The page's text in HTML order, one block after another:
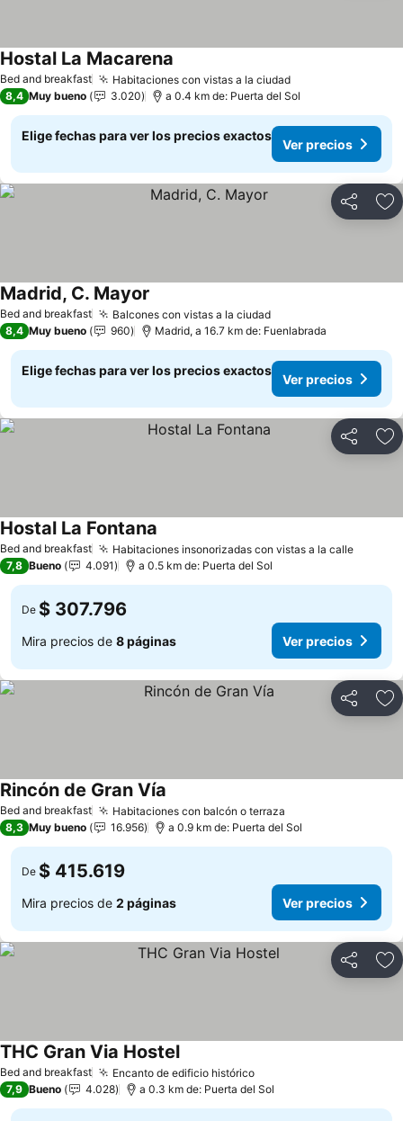
Bed and breakfast Habitaciones con vistas a la ciudad
Hostal La Macarena
8,4 Muy bueno 3.020 a 0.4 km de: Puerta del Sol
Elige fechas para ver los precios exactos
Ver precios
Compartir
Bed and breakfast Balcones con vistas a la ciudad
Madrid, C. Mayor
8,4 Muy bueno 960 Madrid, a 16.7 km de: Fuenlabrada
Elige fechas para ver los precios exactos
Ver precios
Compartir
Bed and breakfast Habitaciones insonorizadas con vistas a la calle
Hostal La Fontana
7,8 Bueno 4.091 a 0.5 km de: Puerta del Sol
De $ 307.796
Mira precios de 8 páginas Ver precios
Compartir
Bed and breakfast Habitaciones con balcón o terraza
Rincón de Gran Vía
8,3 Muy bueno 16.956 a 0.9 km de: Puerta del Sol
De $ 415.619
Mira precios de 2 páginas Ver precios
Compartir
Bed and breakfast Encanto de edificio histórico
THC Gran Via Hostel
7,9 Bueno 4.028 a 0.3 km de: Puerta del Sol